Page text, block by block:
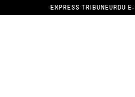
EXPRESS TRIBUNEURDU